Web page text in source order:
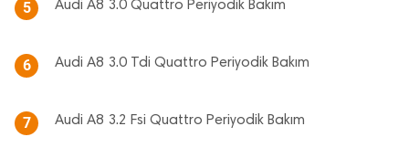
5 Audi A8 3.0 Quattro Periyodik Bakım
6 Audi A8 3.0 Tdi Quattro Periyodik Bakım
7 Audi A8 3.2 Fsi Quattro Periyodik Bakım